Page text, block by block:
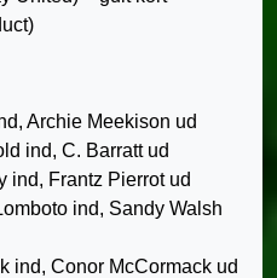
Archie Meekison ud
ind, C. Barratt ud
ind, Frantz Pierrot ud
ind, Sandy Walsh
ind, Conor McCormack ud